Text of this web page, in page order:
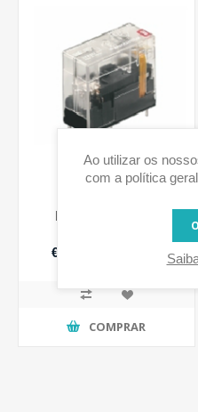
Relé RCL 214730
€8,06 IVA incluido
COMPRAR
Ao utilizar os
com a política